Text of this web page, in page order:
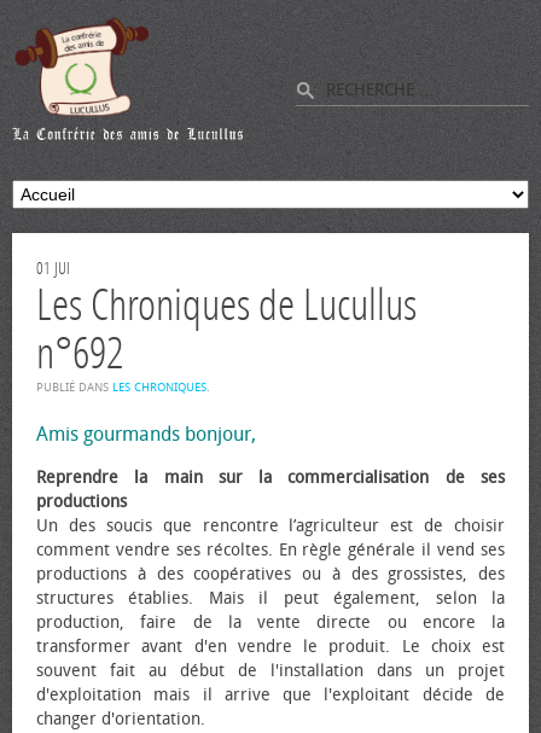
01 JUI
Les Chroniques de Lucullus
n°692
PUBLIÉ DANS LES CHRONIQUES.
Amis gourmands bonjour,
Reprendre la main sur la commercialisation de ses
productions
Un des soucis que rencontre l’agriculteur est de choisir
comment vendre ses récoltes. En règle générale il vend ses
productions à des coopératives ou à des grossistes, des
structures établies. Mais il peut également, selon la
production, faire de la vente directe ou encore la
transformer avant d'en vendre le produit. Le choix est
souvent fait au début de l'installation dans un projet
d'exploitation mais il arrive que l'exploitant décide de
changer d'orientation.